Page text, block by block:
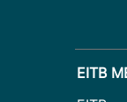
EITB